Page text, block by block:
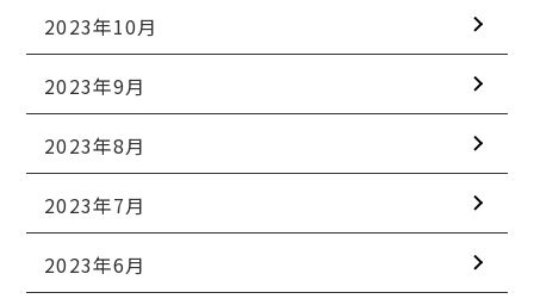
2023年10月
2023年9月
2023年8月
2023年7月
2023年6月